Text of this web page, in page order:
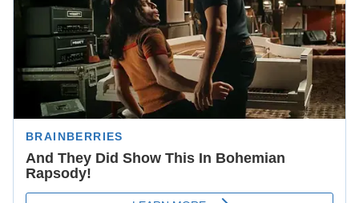
Futbol Liga MX
Chivas America